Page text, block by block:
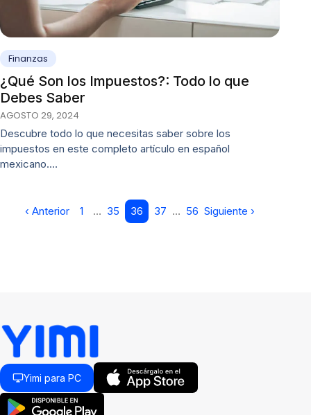
Finanzas
¿Qué Son los Impuestos?: Todo lo que
Debes Saber
AGOSTO 29, 2024
Descubre todo lo que necesitas saber sobre los
impuestos en este completo artículo en español
mexicano.…
‹ Anterior 1 … 35 36 37 … 56 Siguiente ›
Yimi para PC